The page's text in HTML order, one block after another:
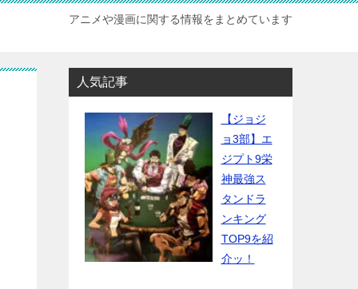
アニメや漫画に関する情報をまとめています
人気記事
【ジョジ
ョ3部】エ
ジプト9栄
神最強ス
タンドラ
ンキング
TOP9を紹
介ッ！